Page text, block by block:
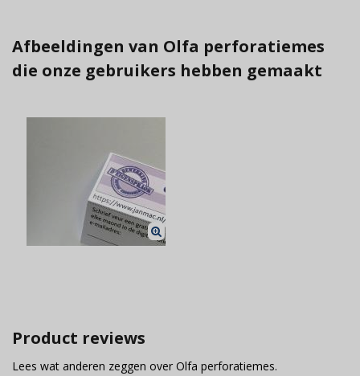
Afbeeldingen van Olfa perforatiemes
die onze gebruikers hebben gemaakt
Product reviews
Lees wat anderen zeggen over Olfa perforatiemes.